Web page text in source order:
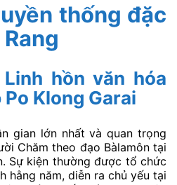
thống đặc
hồn văn hóa
Klong Garai
gian lớn nhất và quan trọng
Chăm theo đạo Bàlamôn tại
Sự kiện thường được tổ chức
hằng năm, diễn ra chủ yếu tại